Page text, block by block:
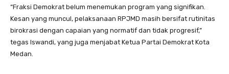
“Fraksi Demokrat belum menemukan program yang signifikan.
Kesan yang muncul, pelaksanaan RPJMD masih bersifat rutinitas
birokrasi dengan capaian yang normatif dan tidak progresif,”
tegas Iswandi, yang juga menjabat Ketua Partai Demokrat Kota
Medan.